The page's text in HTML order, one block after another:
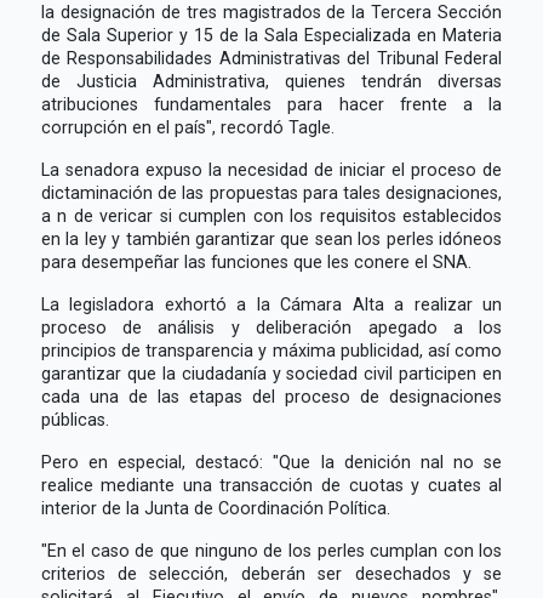
la designación de tres magistrados de la Tercera Sección
de Sala Superior y 15 de la Sala Especializada en Materia
de Responsabilidades Administrativas del Tribunal Federal
de Justicia Administrativa, quienes tendrán diversas
atribuciones fundamentales para hacer frente a la
corrupción en el país", recordó Tagle.
La senadora expuso la necesidad de iniciar el proceso de
dictaminación de las propuestas para tales designaciones,
a n de vericar si cumplen con los requisitos establecidos
en la ley y también garantizar que sean los perles idóneos
para desempeñar las funciones que les conere el SNA.
La legisladora exhortó a la Cámara Alta a realizar un
proceso de análisis y deliberación apegado a los
principios de transparencia y máxima publicidad, así como
garantizar que la ciudadanía y sociedad civil participen en
cada una de las etapas del proceso de designaciones
públicas.
Pero en especial, destacó: "Que la denición nal no se
realice mediante una transacción de cuotas y cuates al
interior de la Junta de Coordinación Política.
"En el caso de que ninguno de los perles cumplan con los
criterios de selección, deberán ser desechados y se